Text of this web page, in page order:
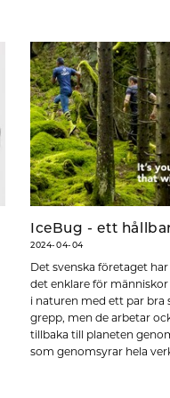
IceBug - ett
2024-04-04
Det svenska företaget
det enklare för
i naturen med ett par
grepp, men de arbetar
tillbaka till planeten
som genomsyrar hela